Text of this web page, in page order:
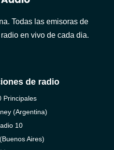
Todas las emisoras de
en vivo de cada dia.
de radio
Principales
(Argentina)
10
Aires)